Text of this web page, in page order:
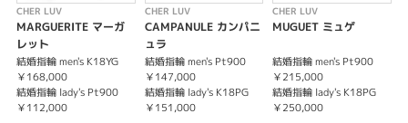
性別
レディース
メンズ
紹介文
CHER LUV
MARGUERITE マーガ
レット
結婚指輪 men's K18YG
￥168,000
結婚指輪 lady's Pt900
￥112,000
CHER LUV
CAMPANULE カンパニ
ュラ
結婚指輪 men's Pt900
￥147,000
結婚指輪 lady's K18PG
￥151,000
CHER LUV
MUGUET ミュゲ
結婚指輪 men's Pt900
￥215,000
結婚指輪 lady's K18PG
￥250,000